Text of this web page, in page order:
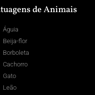
de Animais
Águia
Beija-flor
Borboleta
Cachorro
Gato
Leão